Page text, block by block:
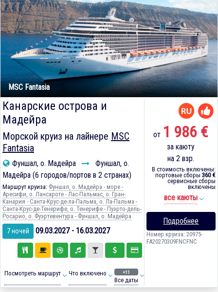
MSC Fantasia
Канарские острова и
Мадейра
Морской круиз на лайнере MSC
Fantasia
Фуншал, о. Мадейра
Фуншал, о.
Мадейра (6 городов/портов в 2 странах)
Маршрут круиза: Фуншал, о. Мадейра - море -
Аресифи, о. Лансароте - Лас-Пальмас, о. Гран-
Канария - Санта-Крус-де-ла-Пальма, о. Ла-Пальма -
Санта-Крус-де-Тенерифе, о. Тенерифе - Пуэрто-дель-
Росарио, о. Фуэртевентура - Фуншал, о. Мадейра
7 ночей 09.03.2027 - 16.03.2027
Посмотреть маршрут Что включено +11
Все даты
от 1 986 €
за каюту
на 2 взр.
В стоимость включены:
портовые сборы 360 €
сервисные сборы
включены
все каюты
Подробнее
Номер круиза: 20975-
FA20270309FNCFNC